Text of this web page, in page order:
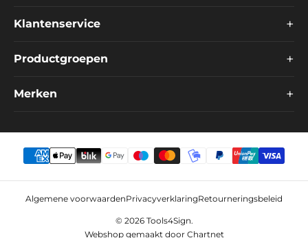
Klantenservice +
Productgroepen +
Merken +
Algemene voorwaardenPrivacyverklaringRetourneringsbeleid
© 2026 Tools4Sign.
Webshop gemaakt door Chartnet